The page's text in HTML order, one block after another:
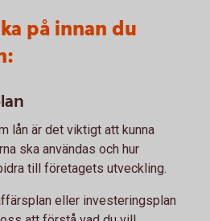
på innan du
lån är det viktigt att kunna
ska användas och hur
till företagets utveckling.
eller investeringsplan